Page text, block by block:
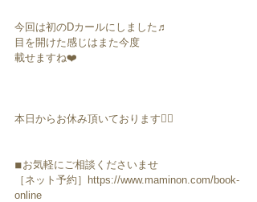
今回は初のDカールにしました♬
目を開けた感じはまた今度
載せますね❤️
本日からお休み頂いております🙇‍♀️
◾︎お気軽にご相談くださいませ
［ネット予約］https://www.maminon.com/book-
online